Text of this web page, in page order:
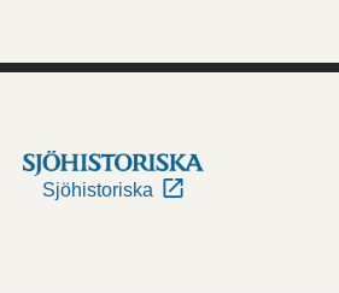
Sjöhistoriska